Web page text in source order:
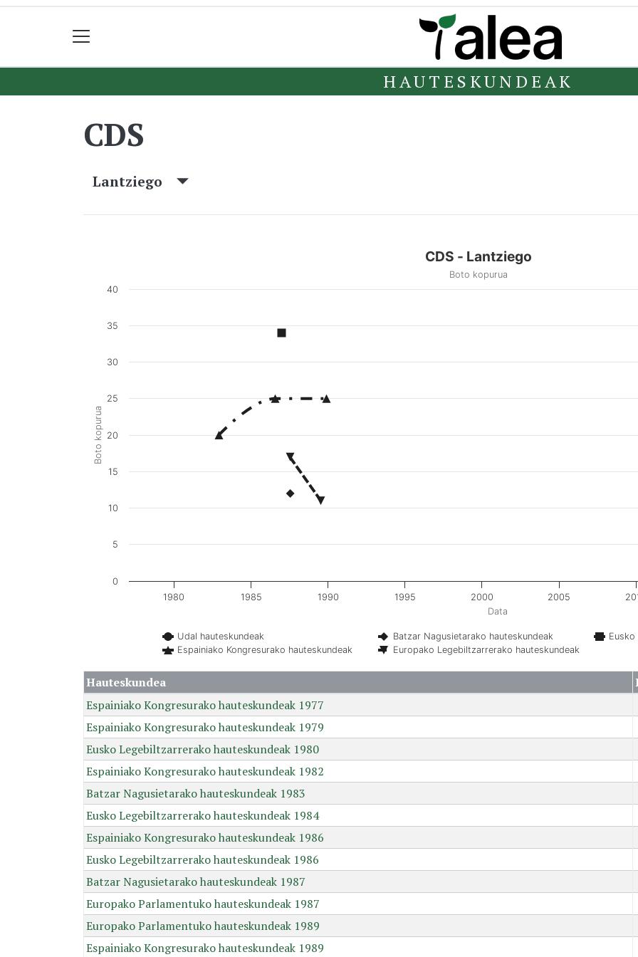
HAUTESKUNDEAK
CDS
Lantziego
Data
Boto kopurua
CDS - Lantziego
Boto kopurua
Udal hauteskundeak Batzar Nagusietarako hauteskundeak
Espainiako Kongresurako hauteskundeak
Europako Legebiltzarrerako hauteskundeak
1980 1985 1990 1995 2000 2005
0
5
10
15
20
25
30
35
40
Hauteskundea
Espainiako Kongresurako hauteskundeak 1977
Espainiako Kongresurako hauteskundeak 1979
Eusko Legebiltzarrerako hauteskundeak 1980
Espainiako Kongresurako hauteskundeak 1982
Batzar Nagusietarako hauteskundeak 1983
Eusko Legebiltzarrerako hauteskundeak 1984
Espainiako Kongresurako hauteskundeak 1986
Eusko Legebiltzarrerako hauteskundeak 1986
Batzar Nagusietarako hauteskundeak 1987
Europako Parlamentuko hauteskundeak 1987
Europako Parlamentuko hauteskundeak 1989
Espainiako Kongresurako hauteskundeak 1989